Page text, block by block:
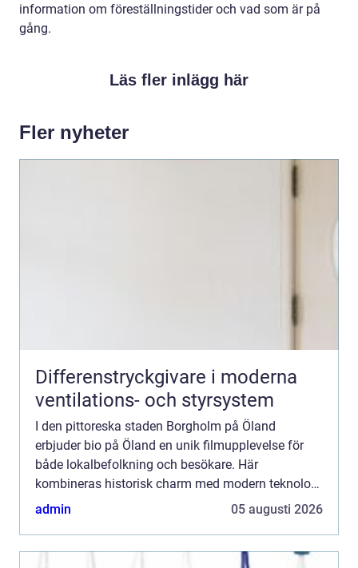
information om föreställningstider och vad som är på
gång.
Läs fler inlägg här
Fler nyheter
Differenstryckgivare i moderna
ventilations- och styrsystem
I den pittoreska staden Borgholm på Öland
erbjuder bio på Öland en unik filmupplevelse för
både lokalbefolkning och besökare. Här
kombineras historisk charm med modern teknologi
för att förhöj...
admin 05 augusti 2026